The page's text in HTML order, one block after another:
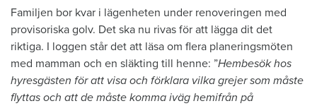
Familjen bor kvar i lägenheten under renoveringen med
provisoriska golv. Det ska nu rivas för att lägga dit det
riktiga. I loggen står det att läsa om flera planeringsmöten
med mamman och en släkting till henne: ”Hembesök hos
hyresgästen för att visa och förklara vilka grejer som måste
flyttas och att de måste komma iväg hemifrån på